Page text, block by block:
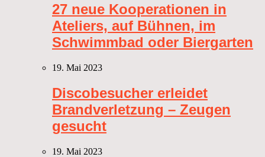
27 neue Kooperationen in
Ateliers, auf Bühnen, im
Schwimmbad oder Biergarten
19. Mai 2023
Discobesucher erleidet
Brandverletzung – Zeugen
gesucht
19. Mai 2023